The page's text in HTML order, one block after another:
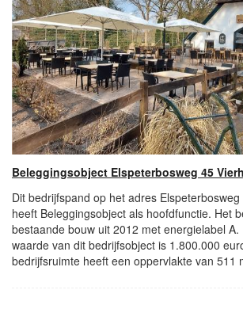
Beleggingsobject Elspeterbosweg 45
Dit bedrijfspand op het adres
heeft Beleggingsobject als hoofdfunctie. Het
bestaande bouw uit 2012 met energielabel
waarde van dit bedrijfsobject is 1.800.000
bedrijfsruimte heeft een oppervlakte van 511